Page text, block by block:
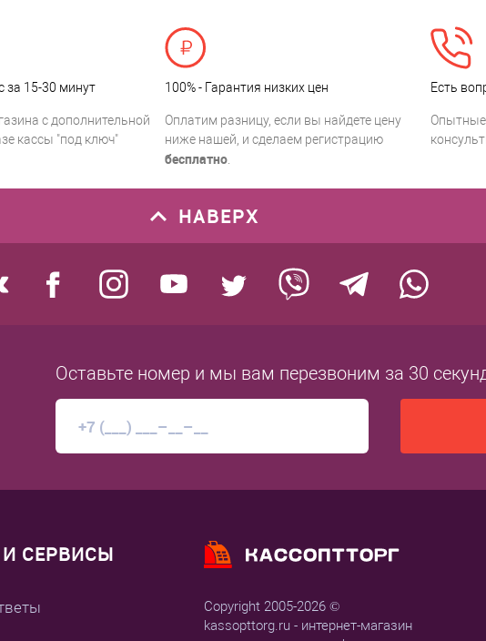
за 15-30 минут
с дополнительной
кассы "под ключ"
100% - Гарантия низких цен
Оплатим разницу, если вы найдете цену
ниже нашей, и сделаем регистрацию
бесплатно
Есть
Опытные
НАВЕРХ
Оставьте номер и мы вам перезвоним за 30
СЕРВИСЫ
Copyright 2005-2026 ©
kassopttorg.ru - интернет-магазин